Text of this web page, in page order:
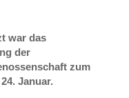
war das
der
zum
Januar.